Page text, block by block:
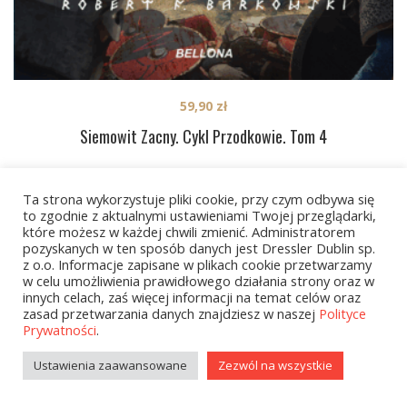
Siemowit Zacny. Cykl Przodkowie. Tom 4
59,90 zł
1 2 … 126 NEXT
Kategorie
Ta strona wykorzystuje pliki cookie, przy czym odbywa się
to zgodnie z aktualnymi ustawieniami Twojej przeglądarki,
które możesz w każdej chwili zmienić. Administratorem
pozyskanych w ten sposób danych jest Dressler Dublin sp.
z o.o. Informacje zapisane w plikach cookie przetwarzamy
w celu umożliwienia prawidłowego działania strony oraz w
innych celach, zaś więcej informacji na temat celów oraz
zasad przetwarzania danych znajdziesz w naszej Polityce
Prywatności.
Ustawienia zaawansowane Zezwól na wszystkie